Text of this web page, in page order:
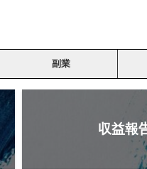
副業
収益報